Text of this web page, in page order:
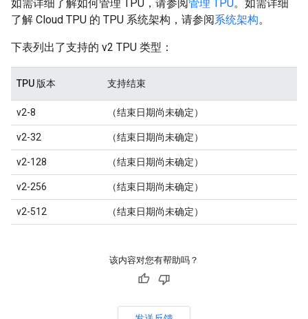
如需详细了解如何管理 TPU，请参阅管理 TPU。如需详细
了解 Cloud TPU 的 TPU 系统架构，请参阅系统架构。
下表列出了支持的 v2 TPU 类型：
TPU 版本 支持结束
v2-8 （结束日期尚未确定）
v2-32 （结束日期尚未确定）
v2-128 （结束日期尚未确定）
v2-256 （结束日期尚未确定）
v2-512 （结束日期尚未确定）
该内容对您有帮助吗？